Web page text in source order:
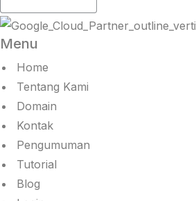
Menu
Home
Tentang Kami
Domain
Kontak
Pengumuman
Tutorial
Blog